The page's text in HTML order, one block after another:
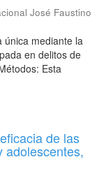
José Faustino
única mediante la
en delitos de
Esta
de las
adolescentes,